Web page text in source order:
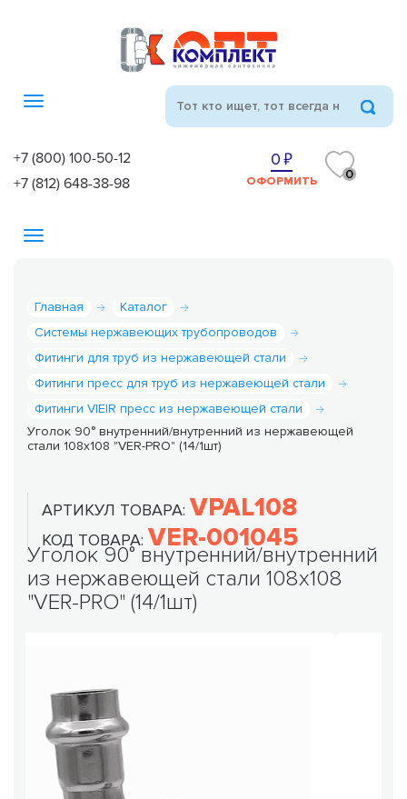
Toggle
+7 (800) 100-50-12
+7 (812) 648-38-98
0
ОФОРМИТЬ 0
Toggle
Главная
Каталог
Системы нержавеющих трубопроводов
Фитинги для труб из нержавеющей стали
Фитинги пресс для труб из нержавеющей стали
Фитинги VIEIR пресс из нержавеющей стали
Уголок 90° внутренний/внутренний из нержавеющей
стали 108x108 "VER-PRO" (14/1шт)
АРТИКУЛ ТОВАРА: VPAL108
КОД ТОВАРА: VER-001045
Уголок 90° внутренний/внутренний
из нержавеющей стали 108x108
"VER-PRO" (14/1шт)